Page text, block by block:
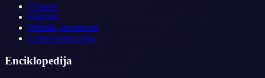
O nama
Kontakt
Politika privatnosti
Uslovi koriscenja
Enciklopedija